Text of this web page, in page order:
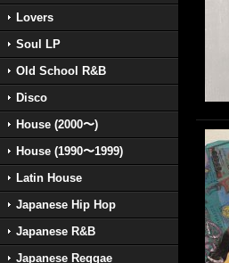
Lovers
Soul LP
Old School R&B
Disco
House (2000〜)
House (1990〜1999)
Latin House
Japanese Hip Hop
Japanese R&B
Japanese Reggae